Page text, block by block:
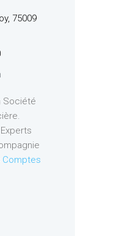
75009
Société
Comptes